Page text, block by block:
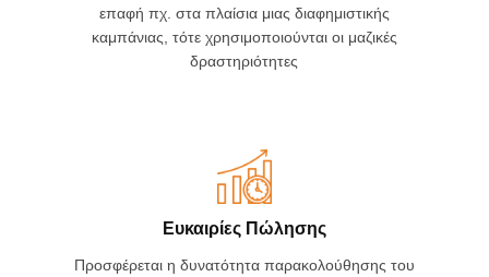
επαφή πχ. στα πλαίσια μιας διαφημιστικής
καμπάνιας, τότε χρησιμοποιούνται οι μαζικές
δραστηριότητες
Ευκαιρίες Πώλησης
Προσφέρεται η δυνατότητα παρακολούθησης του